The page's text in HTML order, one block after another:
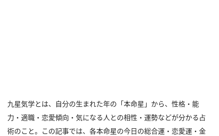
九星気学とは、自分の生まれた年の「本命星」から、性格・能
力・適職・恋愛傾向・気になる人との相性・運勢などが分かる占
術のこと。この記事では、各本命星の今日の総合運・恋愛運・金